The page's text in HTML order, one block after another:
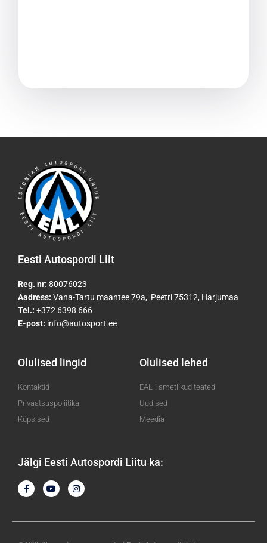
Eesti Autospordi Liit
Reg. nr: 80076023
Aadress: Vana-Tartu maantee 79a, Peetri 75312, Harjumaa
Tel.: +372 6398 666
E-post: info@autosport.ee
Olulised lingid
Kontaktid
Privaatsuspoliitika
Küpsised
Olulised lehed
EAL-i ametlikud teated
Uudised
Meedia
Jälgi Eesti Autospordi Liitu ka:
F
a
c
Y
o
u
I
n
s